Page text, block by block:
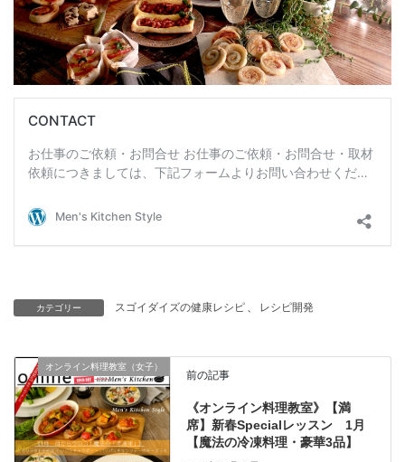
カテゴリー スゴイダイズの健康レシピ レシピ開発
オンライン料理教室（女子）
前の記事
《オンライン料理教室》【満
席】新春Specialレッスン 1月
【魔法の冷凍料理・豪華3品】